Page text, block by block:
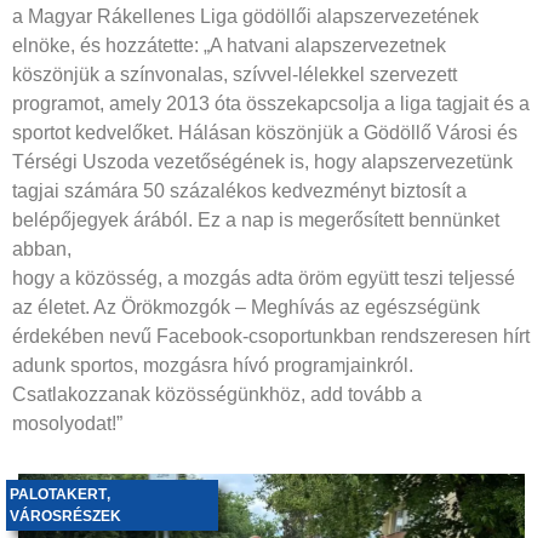
a Magyar Rákellenes Liga gödöllői alapszervezetének
elnöke, és hozzátette: „A hatvani alapszervezetnek
köszönjük a színvonalas, szívvel-lélekkel szervezett
programot, amely 2013 óta összekapcsolja a liga tagjait és a
sportot kedvelőket. Hálásan köszönjük a Gödöllő Városi és
Térségi Uszoda vezetőségének is, hogy alapszervezetünk
tagjai számára 50 százalékos kedvezményt biztosít a
belépőjegyek árából. Ez a nap is megerősített bennünket
abban,
hogy a közösség, a mozgás adta öröm együtt teszi teljessé
az életet. Az Örökmozgók – Meghívás az egészségünk
érdekében nevű Facebook-csoportunkban rendszeresen hírt
adunk sportos, mozgásra hívó programjainkról.
Csatlakozzanak közösségünkhöz, add tovább a
mosolyodat!”
PALOTAKERT,
VÁROSRÉSZEK